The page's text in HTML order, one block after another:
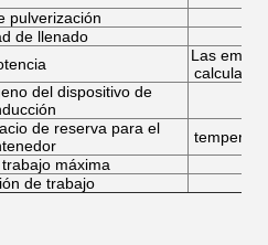
pulverización
de llenado
Las
del dispositivo de
de reserva para el
máxima
de trabajo